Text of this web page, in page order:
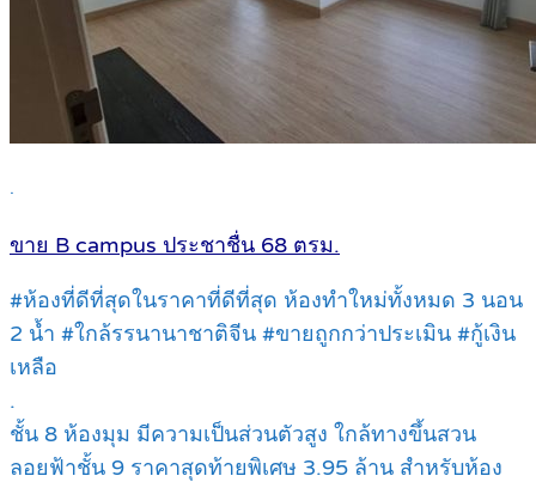
.
ขาย B campus ประชาชื่น 68 ตรม.
#ห้องที่ดีที่สุดในราคาที่ดีที่สุด ห้องทำใหม่ทั้งหมด 3 นอน
2 น้ำ #ใกล้รรนานาชาติจีน #ขายถูกกว่าประเมิน #กู้เงิน
เหลือ
.
ชั้น 8 ห้องมุม มีความเป็นส่วนตัวสูง ใกล้ทางขึ้นสวน
ลอยฟ้าชั้น 9 ราคาสุดท้ายพิเศษ 3.95 ล้าน สำหรับห้อง